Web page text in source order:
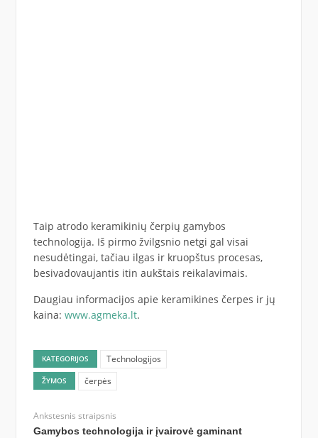
Taip atrodo keramikinių čerpių gamybos
technologija. Iš pirmo žvilgsnio netgi gal visai
nesudėtingai, tačiau ilgas ir kruopštus procesas,
besivadovaujantis itin aukštais reikalavimais.
Daugiau informacijos apie keramikines čerpes ir jų
kaina: www.agmeka.lt.
KATEGORIJOS Technologijos
ŽYMOS čerpės
Ankstesnis straipsnis
Gamybos technologija ir įvairovė gaminant